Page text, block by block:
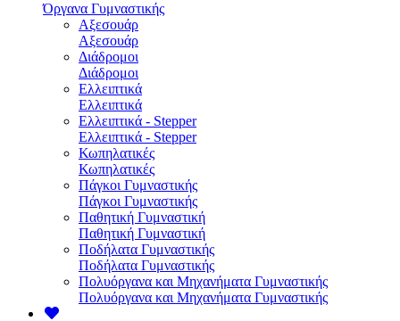
Όργανα Γυμναστικής
Αξεσουάρ
Αξεσουάρ
Διάδρομοι
Διάδρομοι
Ελλειπτικά
Ελλειπτικά
Ελλειπτικά - Stepper
Ελλειπτικά - Stepper
Κωπηλατικές
Κωπηλατικές
Πάγκοι Γυμναστικής
Πάγκοι Γυμναστικής
Παθητική Γυμναστική
Παθητική Γυμναστική
Ποδήλατα Γυμναστικής
Ποδήλατα Γυμναστικής
Πολυόργανα και Μηχανήματα Γυμναστικής
Πολυόργανα και Μηχανήματα Γυμναστικής